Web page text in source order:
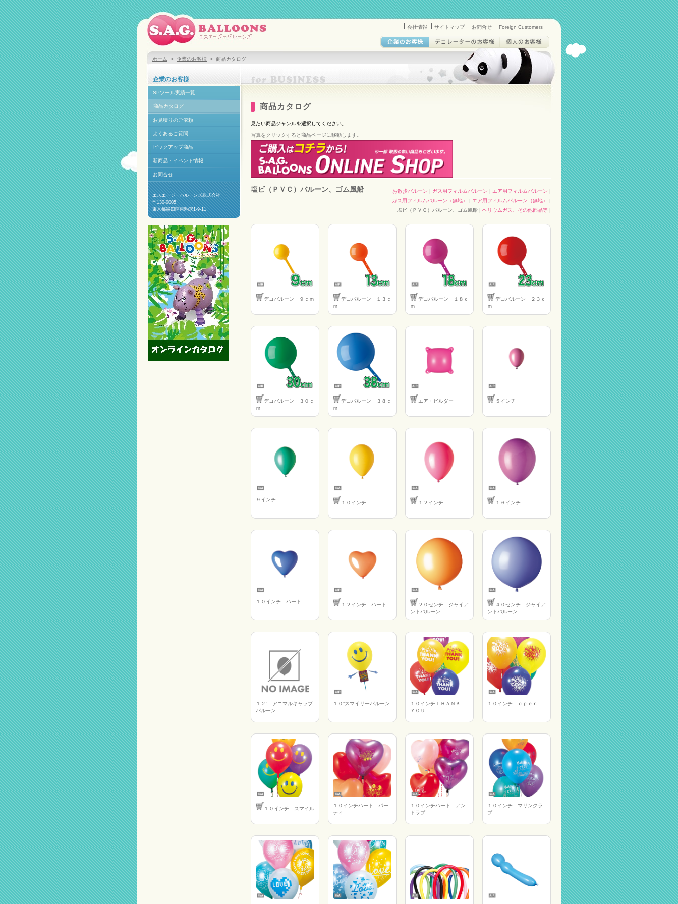
会社情報 サイトマップ お問合せ Foreign Customers
ホーム > 企業のお客様 > 商品カタログ
企業のお客様
SPツール実績一覧
商品カタログ
お見積りのご依頼
よくあるご質問
ピックアップ商品
新商品・イベント情報
お問合せ
エスエージーバルーンズ株式会社
〒130-0005
東京都墨田区東駒形1-9-11
商品カタログ
見たい商品ジャンルを選択してください。
写真をクリックすると商品ページに移動します。
塩ビ（ＰＶＣ）バルーン、ゴム風船 お散歩バルーン | ガス用フィルムバルーン | エア用フィルムバルーン |
ガス用フィルムバルーン（無地）
| エア用フィルムバルーン（無地）
|
塩ビ（ＰＶＣ）バルーン、ゴム風船 | ヘリウムガス、その他部品等 |
デコバルーン ９ｃｍ
デコバルーン １３ｃ
ｍ
デコバルーン １８ｃ
ｍ
デコバルーン ２３ｃ
ｍ
デコバルーン ３０ｃ
ｍ
デコバルーン ３８ｃ
ｍ
エア・ビルダー ５インチ
９インチ
１０インチ １２インチ １６インチ
１０インチ ハート
１２インチ ハート
２０センチ ジャイア
ントバルーン
４０センチ ジャイア
ントバルーン
１２” アニマルキャップ
バルーン
１０”スマイリーバルーン
１０インチＴＨＡＮＫ
ＹＯＵ
１０インチ ｏｐｅｎ
１０インチ スマイル
１０インチハート パー
ティ
１０インチハート アン
ドラブ
１０インチ マリンクラ
ブ